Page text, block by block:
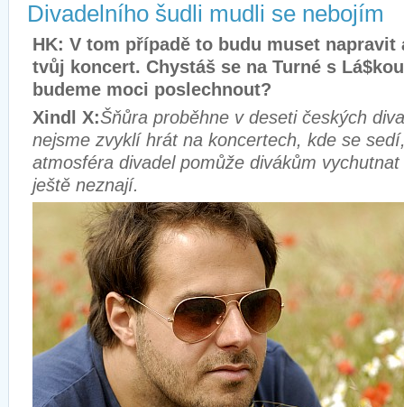
Divadelního šudli mudli se nebojím
HK: V tom případě to budu muset napravit
tvůj koncert. Chystáš se na Turné s
budeme moci poslechnout?
Xindl X:Šňůra proběhne v deseti českých
nejsme zvyklí hrát na koncertech, kde se
atmosféra divadel pomůže divákům
ještě neznají.